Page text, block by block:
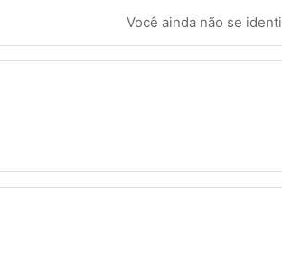
Você ainda não se